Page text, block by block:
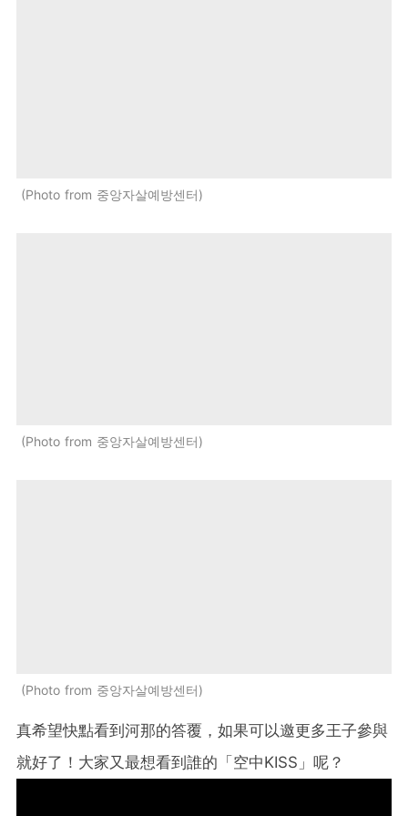
Photo from 중앙자살예방센터
Photo from 중앙자살예방센터
Photo from 중앙자살예방센터
真希望快點看到河那的答覆，如果可以邀更多王子參與
就好了！大家又最想看到誰的「空中KISS」呢？